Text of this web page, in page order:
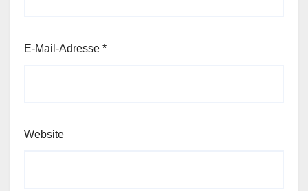
E-Mail-Adresse *
Website